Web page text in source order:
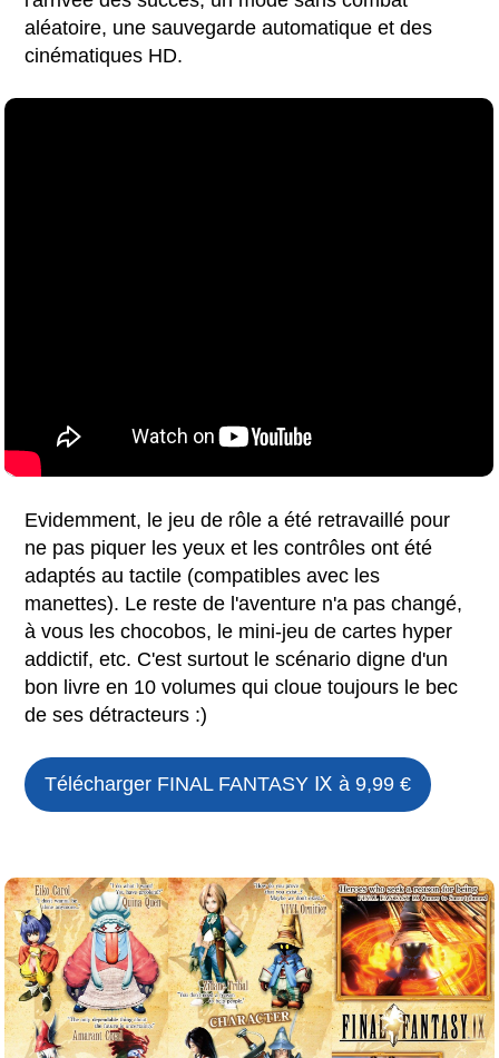
aléatoire, une sauvegarde automatique et des
cinématiques HD.
Evidemment, le jeu de rôle a été retravaillé pour
ne pas piquer les yeux et les contrôles ont été
adaptés au tactile (compatibles avec les
manettes). Le reste de l'aventure n'a pas changé,
à vous les chocobos, le mini-jeu de cartes hyper
addictif, etc. C'est surtout le scénario digne d'un
bon livre en 10 volumes qui cloue toujours le bec
de ses détracteurs :)
Télécharger FINAL FANTASY Ⅸ à 9,99 €